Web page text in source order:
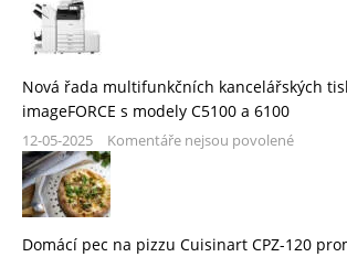
Nová řada multifunkčních kancelářských
imageFORCE s modely C5100 a 6100
12-05-2025 Komentáře nejsou povolené
Domácí pec na pizzu Cuisinart CPZ-120